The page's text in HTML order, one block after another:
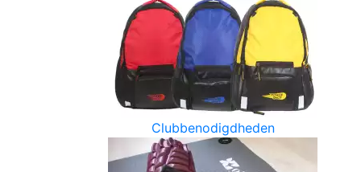
Clubbenodigdheden